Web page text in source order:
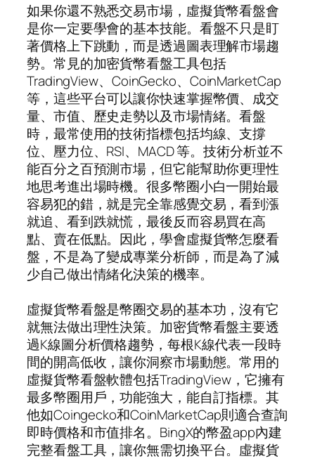
如果你還不熟悉交易市場，虛擬貨幣看盤會
是你一定要學會的基本技能。看盤不只是盯
著價格上下跳動，而是透過圖表理解市場趨
勢。常見的加密貨幣看盤工具包括
TradingView、CoinGecko、CoinMarketCap
等，這些平台可以讓你快速掌握幣價、成交
量、市值、歷史走勢以及市場情緒。看盤
時，最常使用的技術指標包括均線、支撐
位、壓力位、RSI、MACD 等。技術分析並不
能百分之百預測市場，但它能幫助你更理性
地思考進出場時機。很多幣圈小白一開始最
容易犯的錯，就是完全靠感覺交易，看到漲
就追、看到跌就慌，最後反而容易買在高
點、賣在低點。因此，學會虛擬貨幣怎麼看
盤，不是為了變成專業分析師，而是為了減
少自己做出情緒化決策的機率。
虛擬貨幣看盤是幣圈交易的基本功，沒有它
就無法做出理性決策。加密貨幣看盤主要透
過K線圖分析價格趨勢，每根K線代表一段時
間的開高低收，讓你洞察市場動態。常用的
虛擬貨幣看盤軟體包括TradingView，它擁有
最多幣圈用戶，功能強大，能自訂指標。其
他如Coingecko和CoinMarketCap則適合查詢
即時價格和市值排名。BingX的幣盈app內建
完整看盤工具，讓你無需切換平台。虛擬貨